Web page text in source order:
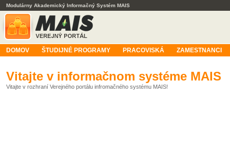
Modulárny Akademický Informačný Systém MAIS
DOMOV ŠTUDIJNÉ PROGRAMY PRACOVISKÁ ZAMESTNANCI
Vitajte v informačnom systéme MAIS
Vitajte v rozhraní Verejného portálu infromačného systému MAIS!